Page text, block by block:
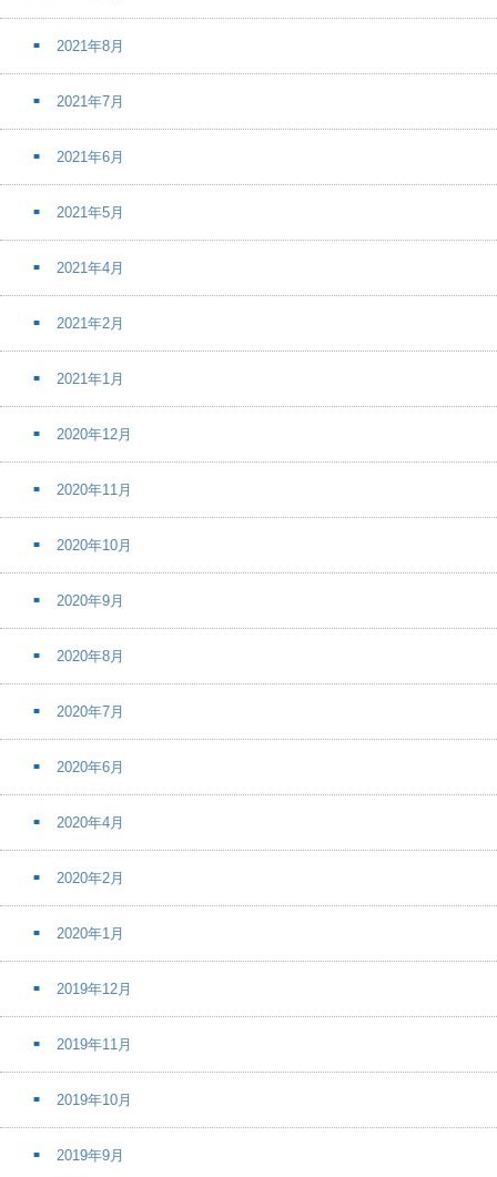
2021年8月
2021年7月
2021年6月
2021年5月
2021年4月
2021年2月
2021年1月
2020年12月
2020年11月
2020年10月
2020年9月
2020年8月
2020年7月
2020年6月
2020年4月
2020年2月
2020年1月
2019年12月
2019年11月
2019年10月
2019年9月